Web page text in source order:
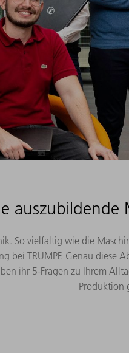
auszubildende
So vielfältig wie die
bei TRUMPF. Genau diese
ihr 5-Fragen zu Ihrem
Produktion